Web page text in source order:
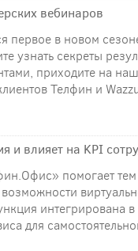
вебинаров
первое в новом
узнать секреты
приходите на
Телфин и
и влияет на KPI
помогает
для